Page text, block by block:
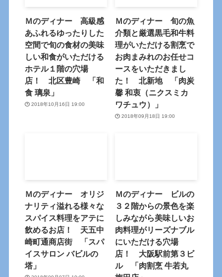
Ｍのディナー 高級感
あふれるゆったりした
空間で旬の食材の美味
しい和食がいただける
ホテル１階の穴場
店！ 北区豊崎 「和
食 璃泉」
2018年10月16日 19:00
Ｍのディナー 旬の魚
介類と厳選黒毛和牛料
理がいただける割烹で
お肉まみれのお任せコ
ースをいただきまし
た！ 北新地 「肉炭
馨 和衷（ニクスミカ
ワチュウ）」
2018年09月18日 19:00
Ｍのディナー オリジ
ナリティ溢れる様々な
スパイス料理をアテに
飲めるお店！ 天五中
崎町通商店街 「スパ
イスサロン バビルの
塔」
Ｍのディナー ビルの
３２階からの景色を楽
しみながら美味しいお
肉料理がリーズナブル
にいただける穴場
店！ 大阪駅前第３ビ
ル 「肉割烹 牛若丸